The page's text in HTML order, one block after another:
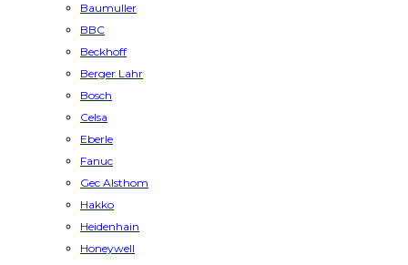
Baumuller
BBC
Beckhoff
Berger Lahr
Bosch
Celsa
Eberle
Fanuc
Gec Alsthom
Hakko
Heidenhain
Honeywell